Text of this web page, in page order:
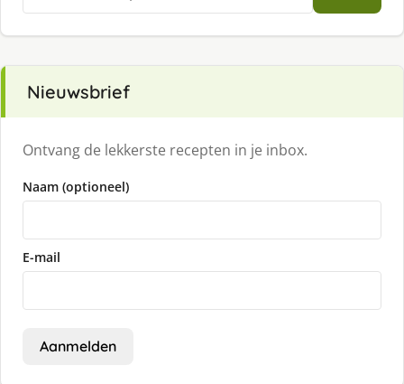
Nieuwsbrief
Ontvang de lekkerste recepten in je inbox.
Naam (optioneel)
E-mail
Aanmelden